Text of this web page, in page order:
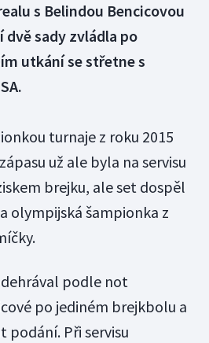
s Belindou Bencicovou
dvě sady zvládla po
utkání se střetne s
turnaje z roku 2015
už ale byla na servisu
brejku, ale set dospěl
olympijská šampionka z
podle not
po jediném brejkbolu a
podání. Při servisu